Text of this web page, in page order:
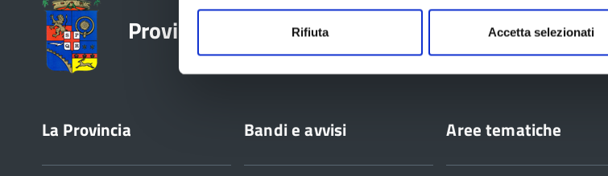
Rifiuta Accetta selezionati
Provincia di Reggio Emilia
La Provincia Bandi e avvisi Aree tematiche